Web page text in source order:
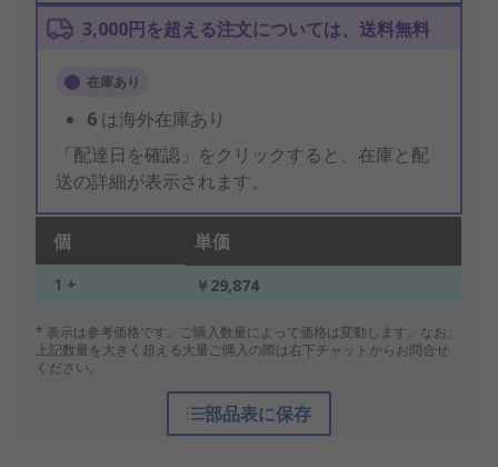
3,000円を超える注文については、送料無料
在庫あり
6 は海外在庫あり
「配達日を確認」をクリックすると、在庫と配
送の詳細が表示されます。
個 単価
1 + ￥29,874
* 表示は参考価格です。ご購入数量によって価格は変動します。なお、
上記数量を大きく超える大量ご購入の際は右下チャットからお問合せ
ください。
部品表に保存